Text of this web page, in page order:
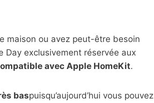
maison ou avez peut-être besoin
Day exclusivement réservée aux
avec Apple HomeKit.
baspuisqu’aujourd’hui vous pouvez